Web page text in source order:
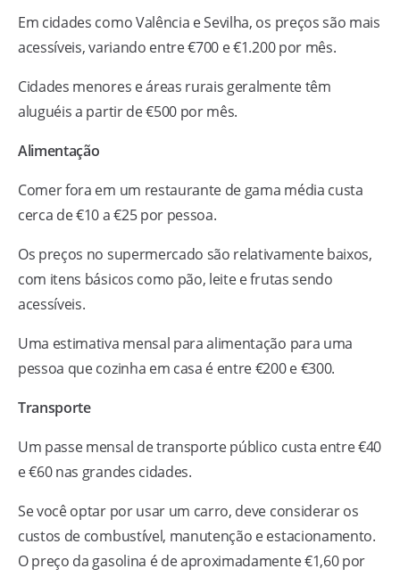
Em cidades como Valência e Sevilha, os preços são mais
acessíveis, variando entre €700 e €1.200 por mês.
Cidades menores e áreas rurais geralmente têm
aluguéis a partir de €500 por mês.
Alimentação
Comer fora em um restaurante de gama média custa
cerca de €10 a €25 por pessoa.
Os preços no supermercado são relativamente baixos,
com itens básicos como pão, leite e frutas sendo
acessíveis.
Uma estimativa mensal para alimentação para uma
pessoa que cozinha em casa é entre €200 e €300.
Transporte
Um passe mensal de transporte público custa entre €40
e €60 nas grandes cidades.
Se você optar por usar um carro, deve considerar os
custos de combustível, manutenção e estacionamento.
O preço da gasolina é de aproximadamente €1,60 por